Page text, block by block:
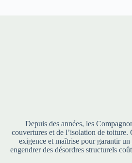
Depuis des années, les
couvertures et de l’isolation de toiture.
exigence et maîtrise pour garantir
engendrer des désordres structurels